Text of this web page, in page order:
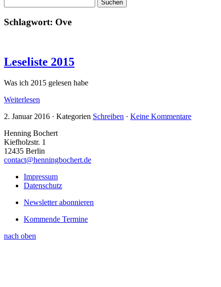
nach:
Schlagwort: Ove
Leseliste 2015
Was ich 2015 gelesen habe
Weiterlesen
2. Januar 2016 · Kategorien Schreiben · Keine Kommentare
Henning Bochert
Kiefholzstr. 1
12435 Berlin
contact@henningbochert.de
Impressum
Datenschutz
Newsletter abonnieren
Kommende Termine
nach oben